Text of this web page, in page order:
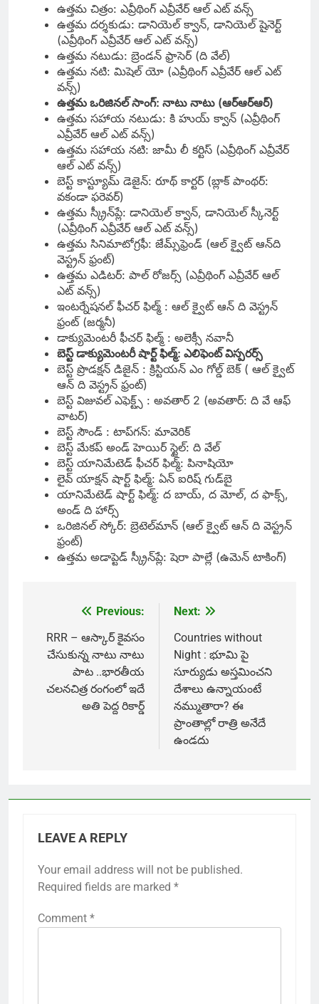
ఉత్తమ చిత్రం: ఎవ్రీథింగ్ ఎవ్రీవేర్ ఆల్ ఎట్ వన్స్
ఉత్తమ దర్శకుడు: డానియెల్‌ క్వాన్‌, డానియెల్‌ షైనెర్ట్‌
(ఎవ్రీథింగ్ ఎవ్రీవేర్ ఆల్ ఎట్ వన్స్)
ఉత్తమ నటుడు: బ్రెండన్‌ ఫ్రాసెర్‌ (ది వేల్‌)
ఉత్తమ నటి: మిషెల్‌ యో (ఎవ్రీథింగ్ ఎవ్రీవేర్ ఆల్ ఎట్
వన్స్)
ఉత్తమ ఒరిజినల్‌ సాంగ్‌: నాటు నాటు (ఆర్‌ఆర్‌ఆర్‌)
ఉత్తమ సహాయ నటుడు: కి హుయ్‌ క్వాన్‌ (ఎవ్రీథింగ్
ఎవ్రీవేర్ ఆల్ ఎట్ వన్స్)
ఉత్తమ సహాయ నటి: జామీ లీ కర్టిస్‌ (ఎవ్రీథింగ్ ఎవ్రీవేర్
ఆల్ ఎట్ వన్స్)
బెస్ట్‌ కాస్ట్యూమ్‌ డెజైన్‌: రూథ్‌ కార్టర్‌ (బ్లాక్‌ పాంథర్‌:
వకండా ఫరెవర్‌)
ఉత్తమ స్క్రీన్‌ప్లే: డానియెల్‌ క్వాన్‌, డానియెల్‌ స్కీనెర్ట్‌
(ఎవ్రీథింగ్ ఎవ్రీవేర్ ఆల్ ఎట్ వన్స్)
ఉత్తమ సినిమాటోగ్రఫీ: జేమ్స్‌ఫ్రెండ్‌ (ఆల్‌ క్వైట్‌ ఆన్‌ది
వెస్ట్రన్‌ ఫ్రంట్‌)
ఉత్తమ ఎడిటర్‌: పాల్‌ రోజర్స్‌ (ఎవ్రీథింగ్ ఎవ్రీవేర్ ఆల్
ఎట్ వన్స్)
ఇంటర్నేషనల్‌ ఫీచర్‌ ఫిల్మ్‌ : ఆల్‌ క్వైట్‌ ఆన్‌ ది వెస్ట్రన్‌
ఫ్రంట్‌ (జర్మనీ)
డాక్యుమెంటరీ ఫీచర్‌ ఫిల్మ్‌ : అలెక్సీ నవానీ
బెస్ట్‌ డాక్యుమెంటరీ షార్ట్‌ ఫిల్మ్‌: ఎలిఫెంట్‌ విస్పరర్స్‌
బెస్ట్ ప్రొడక్షన్ డిజైన్ : క్రిస్టియన్ ఎం గోల్డ్ బెక్ ( ఆల్ క్వైట్
ఆన్ ది వెస్ట్రన్ ఫ్రంట్)
బెస్ట్ విజువల్ ఎఫెక్ట్స్ : అవతార్ 2 (అవతార్: ది వే ఆఫ్
వాటర్)
బెస్ట్‌ సౌండ్‌ : టాప్‌గన్: మావెరిక్‌
బెస్ట్‌ మేకప్‌ అండ్‌ హెయిర్‌ స్టైల్‌: ది వేల్‌
బెస్ట్‌ యానిమేటెడ్‌ ఫీచర్‌ ఫిల్మ్‌: పినాషియో
లైవ్‌ యాక్షన్‌ షార్ట్‌ ఫిల్మ్‌: ఏన్‌ ఐరిష్‌ గుడ్‌బై
యానిమేటెడ్‌ షార్ట్‌ ఫిల్మ్‌: ద బాయ్‌, ద మోల్‌, ద ఫాక్స్‌,
అండ్‌ ది హార్స్‌
ఒరిజినల్‌ స్కోర్‌: బ్రెటెల్‌మాన్‌ (ఆల్ క్వైట్ ఆన్ ది వెస్ట్రన్
ఫ్రంట్)
ఉత్తమ అడాప్టెడ్‌ స్క్రీన్‌ప్లే: షెరా పాల్లే (ఉమెన్‌ టాకింగ్‌)
navigation
Previous:
RRR – ఆస్కార్ కైవసం
చేసుకున్న నాటు నాటు
పాట ..భారతీయ
చలనచిత్ర రంగంలో ఇదే
అతి పెద్ద రికార్డ్
Next:
Countries without
Night : భూమి పై
సూర్యుడు అస్తమించని
దేశాలు ఉన్నాయంటే
నమ్ముతారా? ఈ
ప్రాంతాల్లో రాత్రి అనేదే
ఉండదు
LEAVE A REPLY
Your email address will not be published.
Required fields are marked *
Comment *